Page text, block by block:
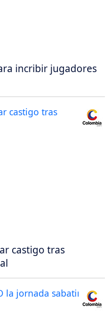
incribir jugadores
castigo tras